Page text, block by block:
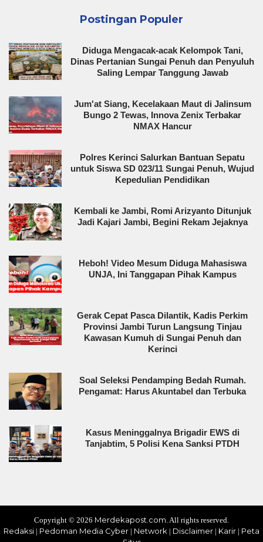
Postingan Populer
Diduga Mengacak-acak Kelompok Tani,
Dinas Pertanian Sungai Penuh dan Penyuluh
Saling Lempar Tanggung Jawab
Jum'at Siang, Kecelakaan Maut di Jalinsum
Bungo 2 Tewas, Innova Zenix Terbakar
NMAX Hancur
Polres Kerinci Salurkan Bantuan Sepatu
untuk Siswa SD 023/11 Sungai Penuh, Wujud
Kepedulian Pendidikan
Kembali ke Jambi, Romi Arizyanto Ditunjuk
Jadi Kajari Jambi, Begini Rekam Jejaknya
Heboh! Video Mesum Diduga Mahasiswa
UNJA, Ini Tanggapan Pihak Kampus
Gerak Cepat Pasca Dilantik, Kadis Perkim
Provinsi Jambi Turun Langsung Tinjau
Kawasan Kumuh di Sungai Penuh dan
Kerinci
Soal Seleksi Pendamping Bedah Rumah.
Pengamat: Harus Akuntabel dan Terbuka
Kasus Meninggalnya Brigadir EWS di
Tanjabtim, 5 Polisi Kena Sanksi PTDH
Copyright © 2026 Merdekapost.com. All rights reserved.
Redaksi | Pedoman Media Cyber | Network | Disclaimer | Karir | Peta